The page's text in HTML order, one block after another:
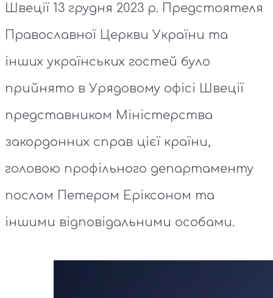
Швеції 13 грудня 2023 р. Предстоятеля
Православної Церкви України та
інших українських гостей було
прийнято в Урядовому офісі Швеції
представником Міністерства
закордонних справ цієї країни,
головою профільного департаменту
послом Петером Еріксоном та
іншими відповідальними особами.